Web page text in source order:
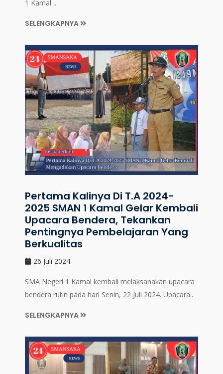
1 Kamal ..
SELENGKAPNYA
Pertama Kalinya Di T.A 2024-
2025 SMAN 1 Kamal Gelar Kembali
Upacara Bendera, Tekankan
Pentingnya Pembelajaran Yang
Berkualitas
26 Juli 2024
SMA Negeri 1 Kamal kembali melaksanakan upacara
bendera rutin pada hari Senin, 22 Juli 2024. Upacara..
SELENGKAPNYA